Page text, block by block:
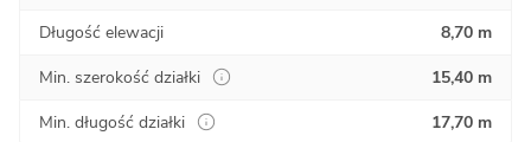
Długość elewacji
8,70 m
Min. szerokość działki
15,40 m
Min. długość działki
17,70 m